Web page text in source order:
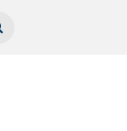
Caută